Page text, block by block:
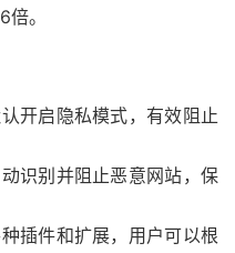
。
开启隐私模式，有效阻止
识别并阻止恶意网站，保
插件和扩展，用户可以根